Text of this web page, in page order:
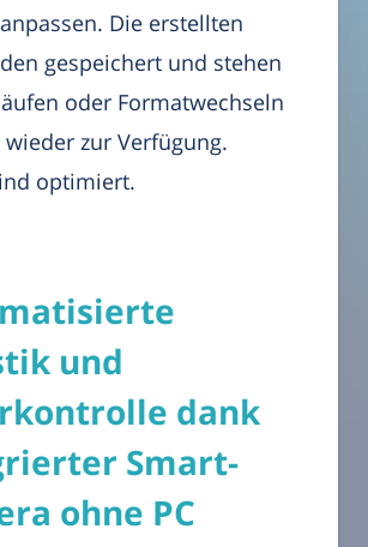
Die erstellten
gespeichert und stehen
oder Formatwechseln
zur Verfügung.
optimiert.
und
dank
Smart-
ohne PC